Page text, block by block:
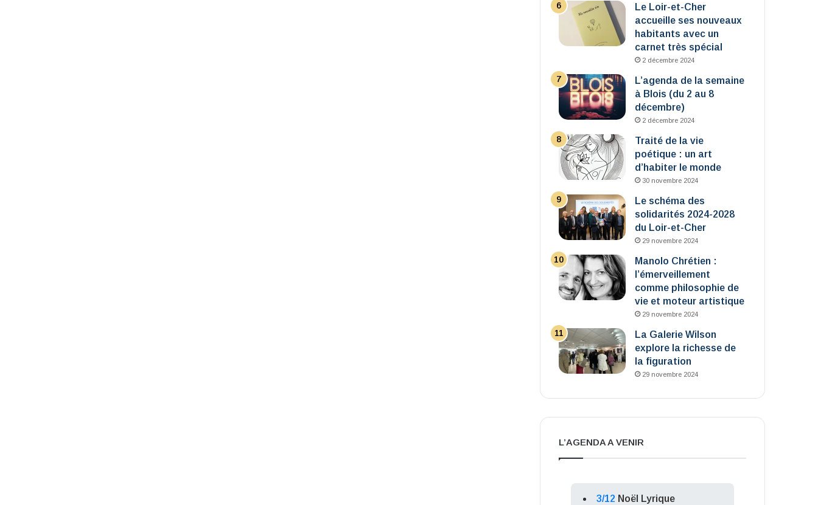
Le Loir-et-Cher
accueille ses nouveaux
habitants avec un
carnet très spécial
2 décembre 2024
L’agenda de la semaine
à Blois (du 2 au 8
décembre)
2 décembre 2024
Traité de la vie
poétique : un art
d’habiter le monde
30 novembre 2024
Le schéma des
solidarités 2024-2028
du Loir-et-Cher
29 novembre 2024
Manolo Chrétien :
l’émerveillement
comme philosophie de
vie et moteur artistique
29 novembre 2024
La Galerie Wilson
explore la richesse de
la figuration
29 novembre 2024
L’AGENDA A VENIR
3/12 Noël Lyrique